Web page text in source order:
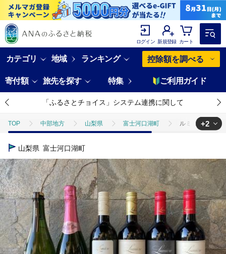
ログイン 新規登録 カート
カテゴリ 地域 ランキング 控除額を調べる
寄付額 旅先を探す 特集 ご利用ガイド
「ふるさとチョイス」システム連携に関して
TOP 中部地方 山梨県 富士河口湖町 ルミエール ワ
TOP
TOP 酒 ワイン ルミエール ワイン定期便 ハーフコース
+2
山梨県 富士河口湖町